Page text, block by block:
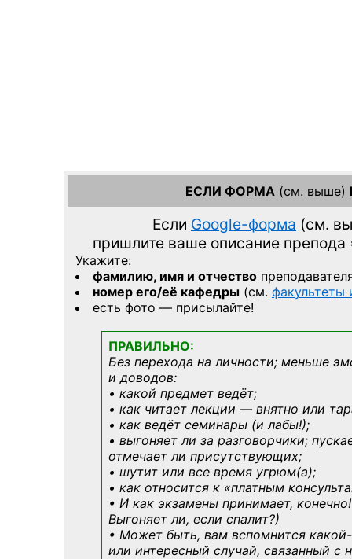
ЕСЛИ ФОРМА (см. выше)
Если Google-форма (см.
пришлите ваше описание препода
Укажите:
фамилию, имя и отчество
номер его/её кафедры (см.
есть фото — присылайте!
ПРАВИЛЬНО:
Без перехода на личности; меньше
и доводов:
• какой предмет ведёт;
• как читает лекции — внятно или
• как ведёт семинары (и лабы!);
• выгоняет ли за разговорчики;
отмечает ли присутствующих;
• шутит или все время угрюм(а);
• как относится к «платным
• И как экзамены принимает,
Выгоняет ли, если спалит?)
• Может быть, вам вспомнится
или интересный случай, связанный с